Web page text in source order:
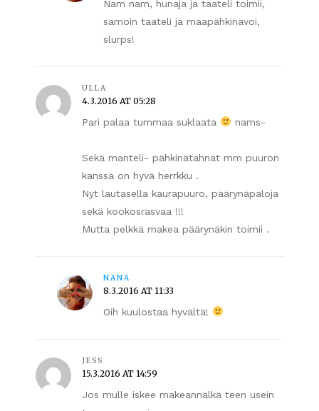
Nam nam, hunaja ja taateli toimii,
samoin taateli ja maapähkinävoi,
slurps!
ULLA
4.3.2016 AT 05:28
Pari palaa tummaa suklaata nams-
Sekä manteli- pähkinätahnat mm puuron
kanssa on hyvä herrkku .
Nyt lautasella kaurapuuro, päärynäpaloja
sekä kookosrasvaa !!!
Mutta pelkkä makea päärynäkin toimii .
NANA
8.3.2016 AT 11:33
Oih kuulostaa hyvältä!
JESS
15.3.2016 AT 14:59
Jos mulle iskee makeannälkä teen usein